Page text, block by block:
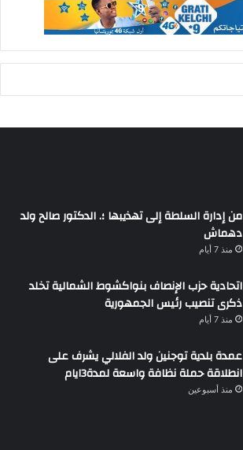
من إدارة السلطة إلى تهذيبها ؛. الدكتور صالح ولد
دهماش
منذ 7 أيام
اتحادية حزب الإنصاف بنواكشوط الشمالية تخلد
ذكرى تنصيب رئيس الجمهورية
منذ 7 أيام
عمدة بلدية توجنين ولد الفلالي يشرف على
انطلاقة حملة نظافة واسعة لمدة3ايام
منذ أسبوعين